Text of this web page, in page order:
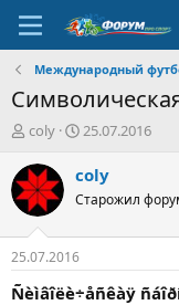
Международный
А
т
о
р
т
е
м
ы
coly
Д
т
н
а
л
25.07.2016
coly
Старожил
25.07.2016
Ñèìâîëè÷åñêàÿ